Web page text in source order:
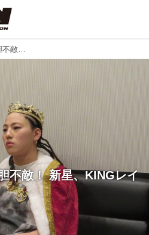
［インタビュー］大胆不敵！ 新星、KINGレイナの野望とは……
不敵！ 新星、KINGレイ